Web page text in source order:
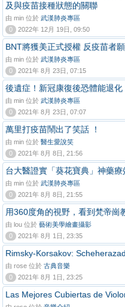
及與疫苗接種狀態的關聯
由 min 位於 武漢肺炎專區
0
2022年 12月 19日, 09:50
BNT將獲美正式授權 反疫苗者
由 min 位於 武漢肺炎專區
0
2021年 8月 23日, 07:15
後遺症！新冠康復後恐體能退
由 min 位於 武漢肺炎專區
0
2021年 8月 23日, 07:07
萬里打疫苗鬧出了笑話 ！
由 min 位於 醫生愛說笑
0
2021年 8月 8日, 21:56
台大醫證實「葵花寶典」神藥
由 min 位於 武漢肺炎專區
0
2021年 8月 8日, 21:55
用360度角的視野，看到梵帝崗
由 lou 位於 藝術美學繪畫攝影
0
2021年 8月 1日, 23:35
Rimsky-Korsakov:
由 rose 位於 古典音樂
0
2021年 8月 1日, 23:25
Las Mejores Cubiertas de